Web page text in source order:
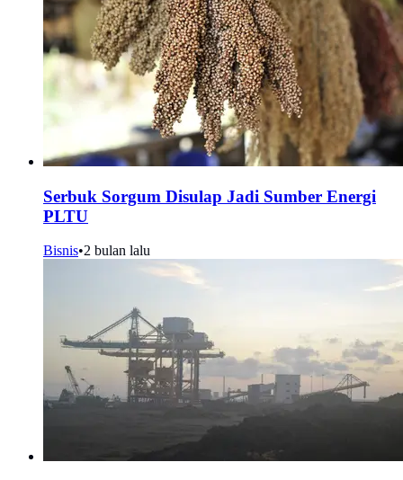
Serbuk Sorgum Disulap Jadi Sumber Energi
PLTU
Bisnis•2 bulan lalu